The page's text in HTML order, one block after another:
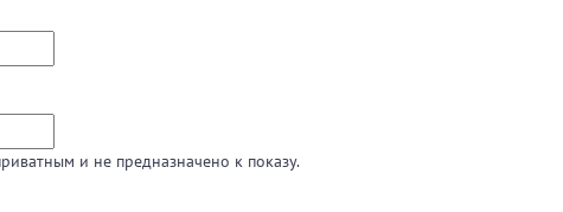
и не предназначено к показу.